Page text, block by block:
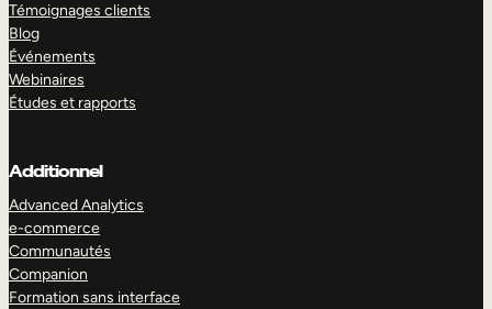
Témoignages clients
Blog
Événements
Webinaires
Études et rapports
Additionnel
Advanced Analytics
e-commerce
Communautés
Companion
Formation sans interface